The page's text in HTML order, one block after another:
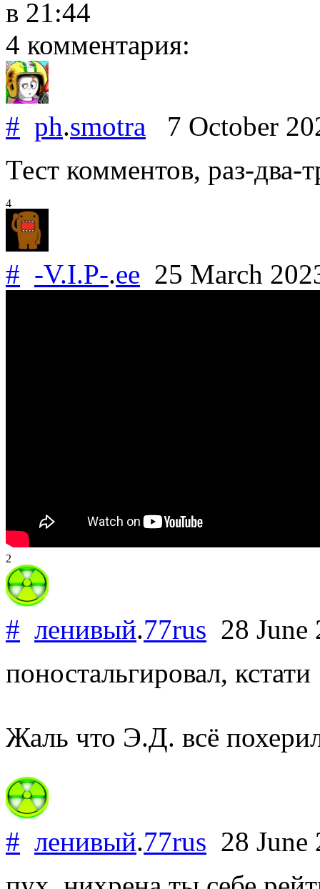
в 21:44
4 комментария:
# ph.smotra 7 October
Тест комментов, раз-два-
4
# -V.I.P-.ee 25 March
2
# ленивый.77rus 28
поностальгировал, кстати
Жаль что Э.Д. всё
# ленивый.77rus 28